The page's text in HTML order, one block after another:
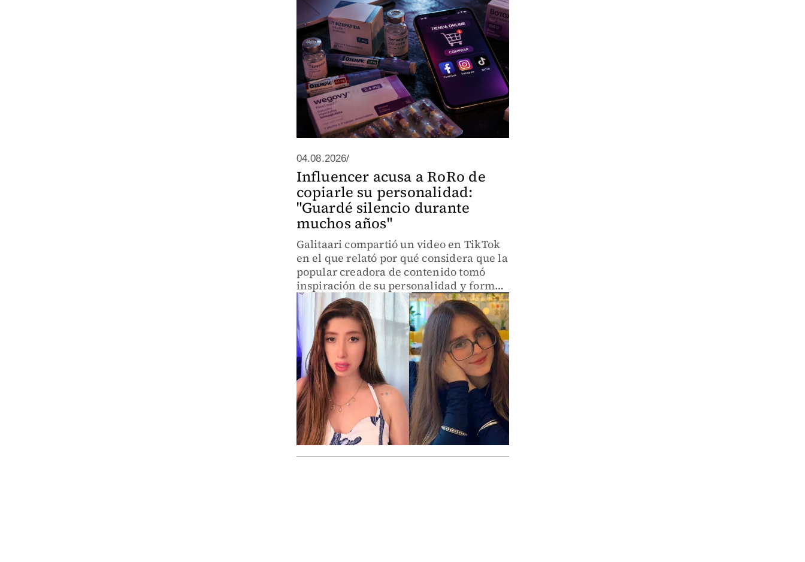
04.08.2026/
Influencer acusa a RoRo de
copiarle su personalidad:
"Guardé silencio durante
muchos años"
Galitaari compartió un video en TikTok
en el que relató por qué considera que la
popular creadora de contenido tomó
inspiración de su personalidad y forma
de crear videos